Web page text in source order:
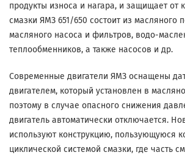
продукты износа и нагара, и защищает от
смазки ЯМЗ 651/650 состоит из масляного
масляного насоса и фильтров, водо-
теплообменников, а также насосов и др.
Современные двигатели ЯМЗ оснащены
двигателем, который установлен в
поэтому в случае опасного снижения
двигатель автоматически отключается.
используют конструкцию, пользующуюся
циклической системой смазки, где часть